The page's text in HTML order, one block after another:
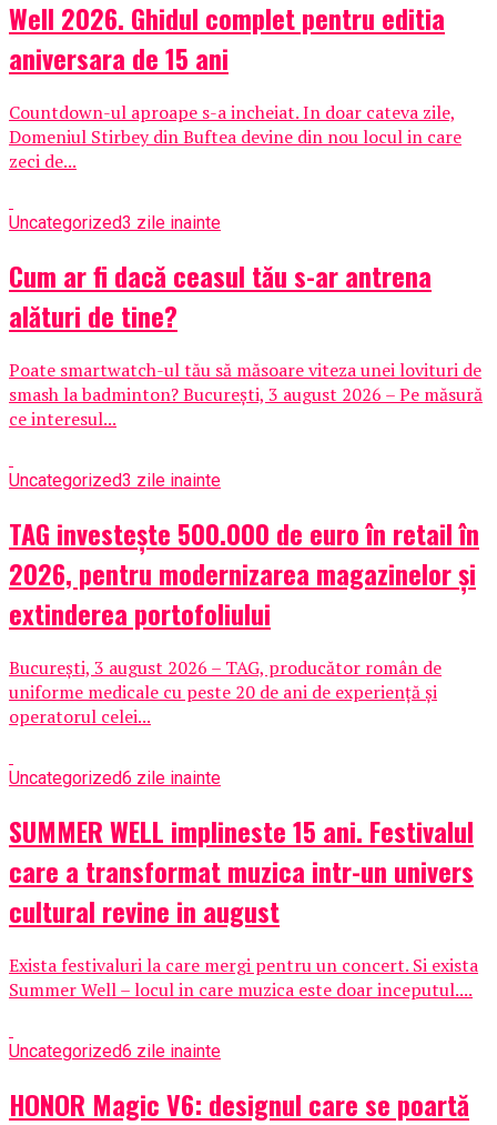
Well 2026. Ghidul complet pentru editia
aniversara de 15 ani
Countdown-ul aproape s-a incheiat. In doar cateva zile,
Domeniul Stirbey din Buftea devine din nou locul in care
zeci de...
Uncategorized3 zile inainte
Cum ar fi dacă ceasul tău s-ar antrena
alături de tine?
Poate smartwatch-ul tău să măsoare viteza unei lovituri de
smash la badminton? București, 3 august 2026 – Pe măsură
ce interesul...
Uncategorized3 zile inainte
TAG investește 500.000 de euro în retail în
2026, pentru modernizarea magazinelor și
extinderea portofoliului
București, 3 august 2026 – TAG, producător român de
uniforme medicale cu peste 20 de ani de experiență și
operatorul celei...
Uncategorized6 zile inainte
SUMMER WELL implineste 15 ani. Festivalul
care a transformat muzica intr-un univers
cultural revine in august
Exista festivaluri la care mergi pentru un concert. Si exista
Summer Well – locul in care muzica este doar inceputul....
Uncategorized6 zile inainte
HONOR Magic V6: designul care se poartă